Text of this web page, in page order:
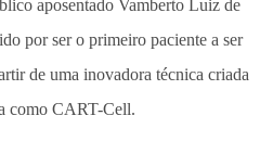
aposentado Vamberto Luiz de
por ser o primeiro paciente a ser
de uma inovadora técnica criada
como CART-Cell.